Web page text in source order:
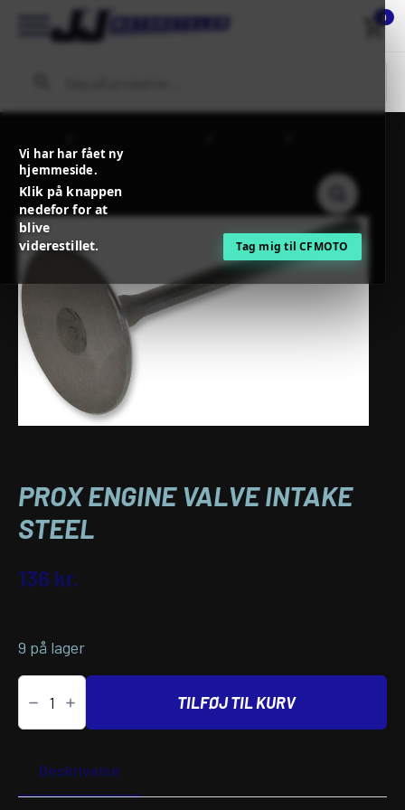
Vi har har fået ny
hjemmeside.
Klik på knappen
nedefor for at
blive
viderestillet.
Tag mig til CFMOTO
0
VALVE INTAKE STEEL
PROX ENGINE VALVE INTAKE
STEEL
136 kr.
9 på lager
PROX
ENGINE
VALVE
INTAKE
TILFØJ TIL KURV
Beskrivelse